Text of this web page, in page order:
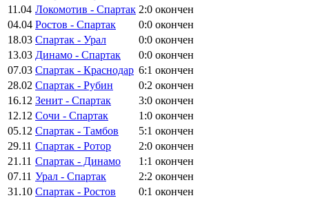
11.04 Локомотив - Спартак 2:0 окончен
04.04 Ростов - Спартак 0:0 окончен
18.03 Спартак - Урал 0:0 окончен
13.03 Динамо - Спартак 0:0 окончен
07.03 Спартак - Краснодар 6:1 окончен
28.02 Спартак - Рубин 0:2 окончен
16.12 Зенит - Спартак 3:0 окончен
12.12 Сочи - Спартак 1:0 окончен
05.12 Спартак - Тамбов 5:1 окончен
29.11 Спартак - Ротор 2:0 окончен
21.11 Спартак - Динамо 1:1 окончен
07.11 Урал - Спартак 2:2 окончен
31.10 Спартак - Ростов 0:1 окончен